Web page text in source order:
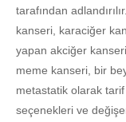
tarafından
kanseri, karaciğer
yapan akciğer
meme kanseri, bir
metastatik olarak
seçenekleri ve